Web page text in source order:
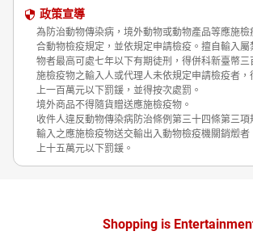
政策宣導
為防治動物傳染病，境外動物或動物產品等應施
合動物檢疫規定，並依規定申請檢疫。擅自輸入
物者最高可處七年以下有期徒刑，得併科新臺幣
施檢疫物之輸入人或代理人未依規定申請檢疫者，
上一百萬元以下罰鍰，並得按次處罰。
境外商品不得隨貨贈送應施檢疫物。
收件人違反動物傳染病防治條例第三十四條第三
輸入之應施檢疫物送交輸出入動物檢疫機關銷燬者
上十五萬元以下罰鍰。
Shopping is